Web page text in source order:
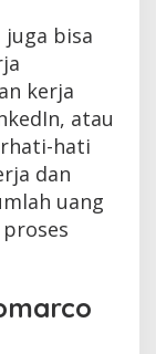
bisa
kerja
atau
hati
dan
uang